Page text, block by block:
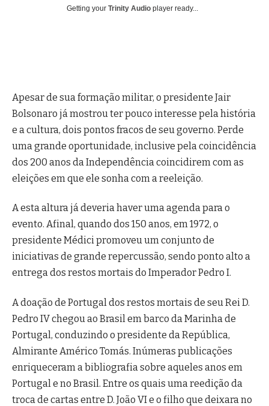
Getting your Trinity Audio player ready...
Apesar de sua formação militar, o presidente Jair
Bolsonaro já mostrou ter pouco interesse pela história
e a cultura, dois pontos fracos de seu governo. Perde
uma grande oportunidade, inclusive pela coincidência
dos 200 anos da Independência coincidirem com as
eleições em que ele sonha com a reeleição.
A esta altura já deveria haver uma agenda para o
evento. Afinal, quando dos 150 anos, em 1972, o
presidente Médici promoveu um conjunto de
iniciativas de grande repercussão, sendo ponto alto a
entrega dos restos mortais do Imperador Pedro I.
A doação de Portugal dos restos mortais de seu Rei D.
Pedro IV chegou ao Brasil em barco da Marinha de
Portugal, conduzindo o presidente da República,
Almirante Américo Tomás. Inúmeras publicações
enriqueceram a bibliografia sobre aqueles anos em
Portugal e no Brasil. Entre os quais uma reedição da
troca de cartas entre D. João VI e o filho que deixara no